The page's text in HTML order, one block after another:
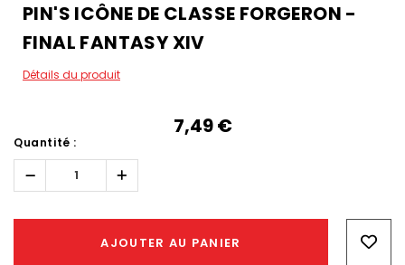
PIN'S ICÔNE DE CLASSE FORGERON -
FINAL FANTASY XIV
Détails du produit
7,49‎ ‎€
Quantité :
Réduire
quantité :
Augmenter
la
quantité :
AJOUTER AU PANIER